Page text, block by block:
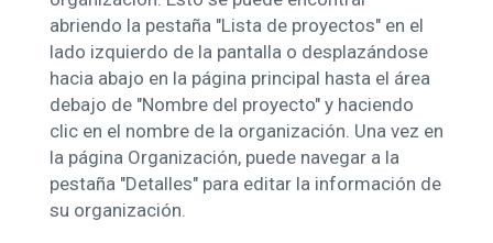
abriendo la pestaña "Lista de proyectos" en el
lado izquierdo de la pantalla o desplazándose
hacia abajo en la página principal hasta el área
debajo de "Nombre del proyecto" y haciendo
clic en el nombre de la organización. Una vez en
la página Organización, puede navegar a la
pestaña "Detalles" para editar la información de
su organización.